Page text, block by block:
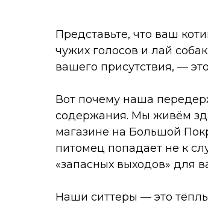
Представьте, что ваш
чужих голосов и лай
вашего присутствия, —
Вот почему наша
содержания. Мы живём
магазине на Большой
питомец попадает не к
«запасных выходов» для
Наши ситтеры — это